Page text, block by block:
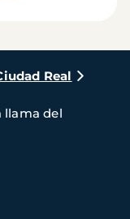
Real
llama del